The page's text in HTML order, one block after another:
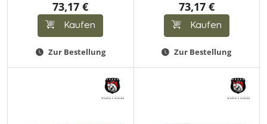
73,17 €
Kaufen
Zur Bestellung
73,17 €
Kaufen
Zur Bestellung